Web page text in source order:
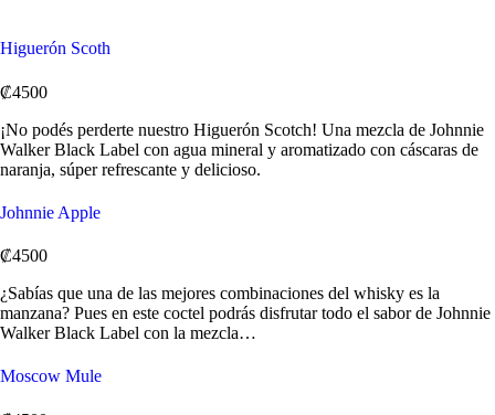
Higuerón Scoth
₡4500
¡No podés perderte nuestro Higuerón Scotch! Una mezcla de Johnnie
Walker Black Label con agua mineral y aromatizado con cáscaras de
naranja, súper refrescante y delicioso.
Johnnie Apple
₡4500
¿Sabías que una de las mejores combinaciones del whisky es la
manzana? Pues en este coctel podrás disfrutar todo el sabor de Johnnie
Walker Black Label con la mezcla…
Moscow Mule